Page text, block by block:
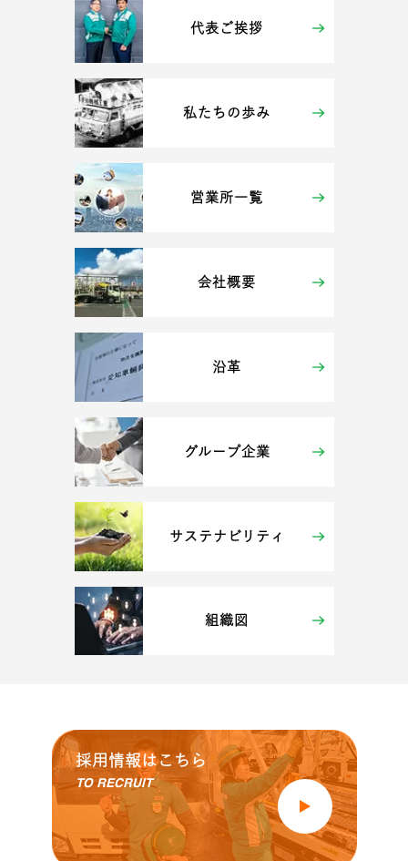
代表ご挨拶
私たちの歩み
営業所一覧
会社概要
沿革
グループ企業
サステナビリティ
組織図
採用情報はこちら
TO RECRUIT